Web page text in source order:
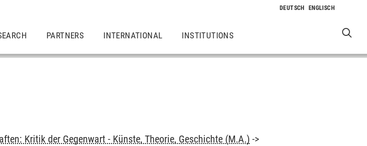
PARTNERS INTERNATIONAL INSTITUTIONS
Kritik der Gegenwart - Künste, Theorie, Geschichte (M.A.) ->